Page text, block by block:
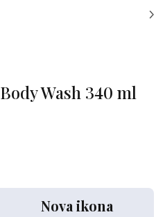
Wash 340 ml
Nova ikona